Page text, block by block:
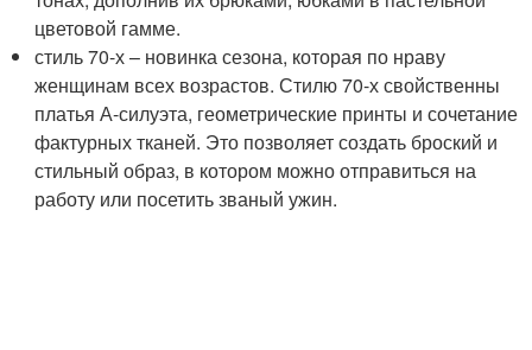
цветовой гамме.
стиль 70-х – новинка сезона, которая по нраву
женщинам всех возрастов. Стилю 70-х свойственны
платья А-силуэта, геометрические принты и сочетание
фактурных тканей. Это позволяет создать броский и
стильный образ, в котором можно отправиться на
работу или посетить званый ужин.